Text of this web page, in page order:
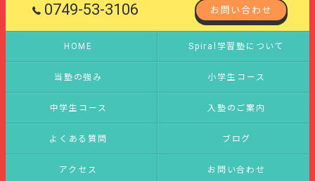
0749-53-3106 お問い合わせ
HOME Spiral学習塾について
当塾の強み 小学生コース
中学生コース 入塾のご案内
よくある質問 ブログ
アクセス お問い合わせ